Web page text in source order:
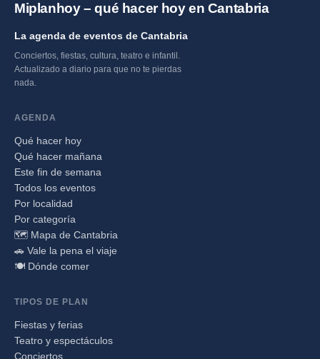
Miplanhoy – qué hacer hoy en Cantabria
La agenda de eventos de Cantabria
Conciertos, fiestas, cultura, teatro e infantil.
Actualizado a diario para que no te pierdas
nada.
AGENDA
Qué hacer hoy
Qué hacer mañana
Este fin de semana
Todos los eventos
Por localidad
Por categoría
🗺️ Mapa de Cantabria
🚗 Vale la pena el viaje
🍽️ Dónde comer
TIPOS DE PLAN
Fiestas y ferias
Teatro y espectáculos
Conciertos